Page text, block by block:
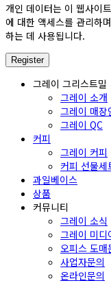
개인 데이터는 이 웹사이
에 대한 액세스를 관리하
하는 데 사용됩니다.
그레이 그리스트밀
그레이 소개
그레이 매장
그레이 QC
커피
그레이 커피
커피 선물세
과일베이스
상품
커뮤니티
그레이 소식
그레이 미디
오피스 도매
사업자문의
온라인문의